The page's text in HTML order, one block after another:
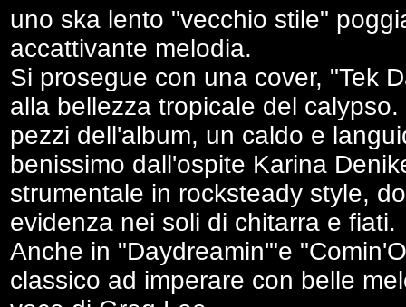
uno ska lento "vecchio stile"
accattivante melodia.
Si prosegue con una cover, "Tek
alla bellezza tropicale del
pezzi dell'album, un caldo e
benissimo dall'ospite Karina
strumentale in rocksteady style,
evidenza nei soli di chitarra e fiati.
Anche in "Daydreamin'"e
classico ad imperare con belle